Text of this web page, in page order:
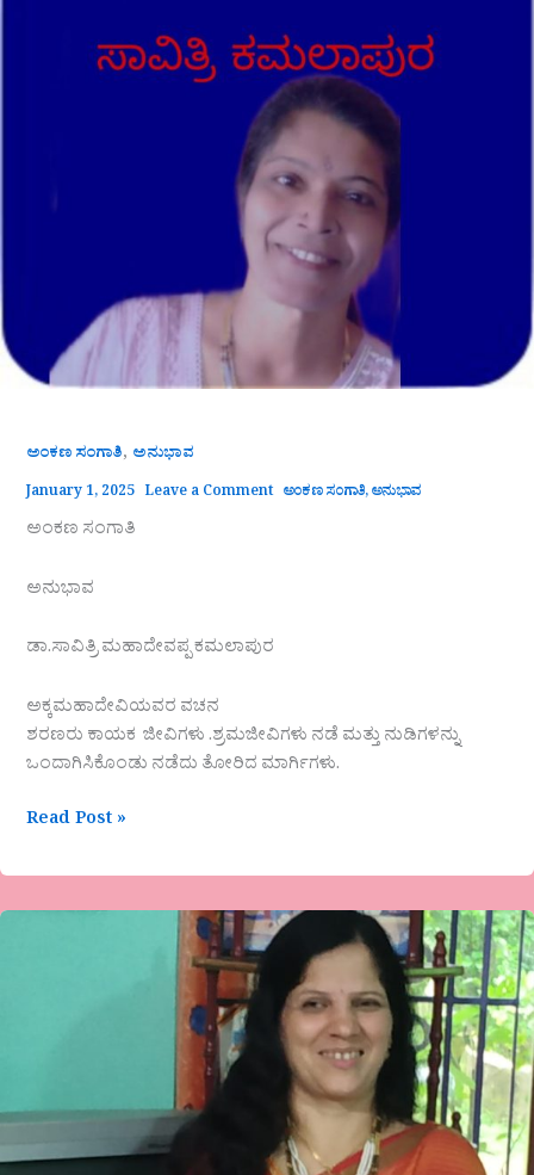
ಅಂಕಣ ಸಂಗಾತಿ, ಅನುಭಾವ
January 1, 2025 Leave a Comment ಅಂಕಣ ಸಂಗಾತಿ,ಅನುಭಾವ
ಅಂಕಣ ಸಂಗಾತಿ
ಅನುಭಾವ
ಡಾ.ಸಾವಿತ್ರಿ ಮಹಾದೇವಪ್ಪ ಕಮಲಾಪುರ
ಅಕ್ಕಮಹಾದೇವಿಯವರ ವಚನ
ಶರಣರು ಕಾಯಕ ಜೀವಿಗಳು .ಶ್ರಮಜೀವಿಗಳು ನಡೆ ಮತ್ತು ನುಡಿಗಳನ್ನು
ಒಂದಾಗಿಸಿಕೊಂಡು ನಡೆದು ತೋರಿದ ಮಾರ್ಗಿಗಳು.
Read Post »
ʼ